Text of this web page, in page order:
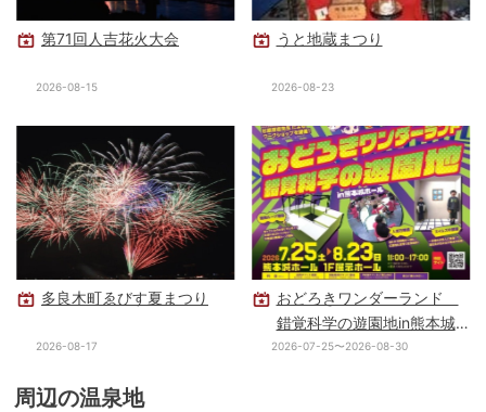
第71回人吉花火大会
2026-08-15
うと地蔵まつり
2026-08-23
多良木町ゑびす夏まつり
2026-08-17
おどろきワンダーランド
錯覚科学の遊園地in熊本城
ホール
2026-07-25〜2026-08-30
周辺の温泉地